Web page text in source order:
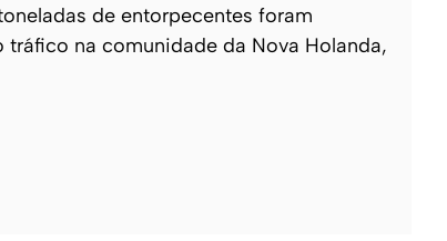
de entorpecentes foram
tráfico na comunidade da Nova Holanda,